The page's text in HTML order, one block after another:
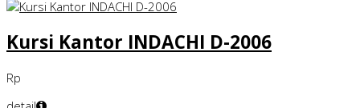
Kursi Kantor INDACHI D-2006
Rp